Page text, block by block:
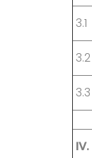
3.1
3.2
3.3
IV.